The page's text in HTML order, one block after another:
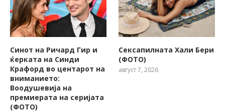
Синот на Ричард Гир и
ќерката на Синди
Крафорд во центарот на
вниманието:
Воодушевија на
премиерата на серијата
(ФОТО)
Сексапилната Хали Бери
(ФОТО)
август 7, 2026